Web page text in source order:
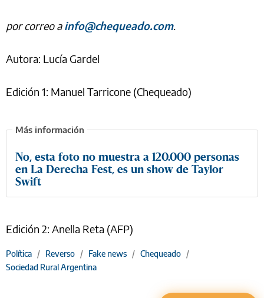
por correo ainfo@chequeado.com.
Autora: Lucía Gardel
Edición 1: Manuel Tarricone (Chequeado)
No, esta foto no muestra a 120.000 personas
en La Derecha Fest, es un show de Taylor
Swift
Edición 2: Anella Reta (AFP)
Política / Reverso / Fake news / Chequeado /
Sociedad Rural Argentina